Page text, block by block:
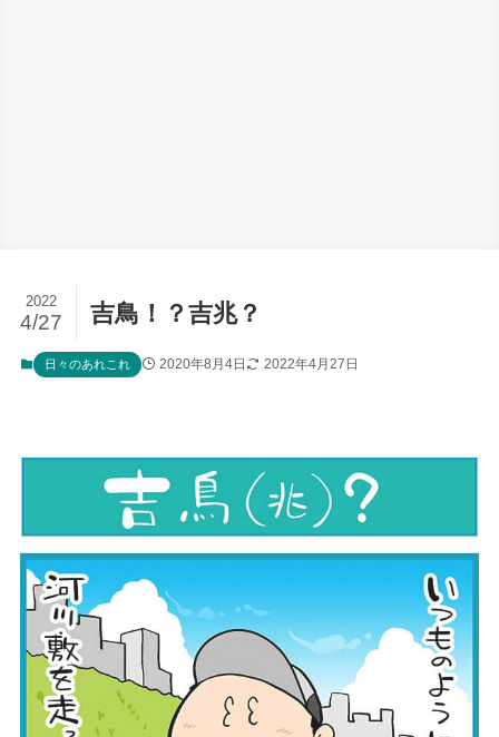
吉鳥！？吉兆？
2022
4/27
日々のあれこれ 2020年8月4日 2022年4月27日